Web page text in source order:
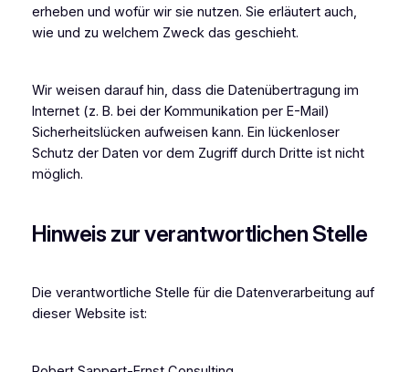
erheben und wofür wir sie nutzen. Sie erläutert auch,
wie und zu welchem Zweck das geschieht.
Wir weisen darauf hin, dass die Datenübertragung im
Internet (z. B. bei der Kommunikation per E-Mail)
Sicherheitslücken aufweisen kann. Ein lückenloser
Schutz der Daten vor dem Zugriff durch Dritte ist nicht
möglich.
Hinweis zur verantwortlichen Stelle
Die verantwortliche Stelle für die Datenverarbeitung auf
dieser Website ist: